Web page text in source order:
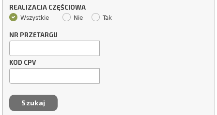
REALIZACJA CZĘŚCIOWA
Wszystkie Nie Tak
NR PRZETARGU
KOD CPV